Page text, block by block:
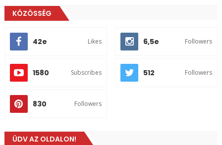
KÖZÖSSÉG
42e Likes 6,5e Followers
1580 Subscribes 512 Followers
830 Followers
ÜDV AZ OLDALON!